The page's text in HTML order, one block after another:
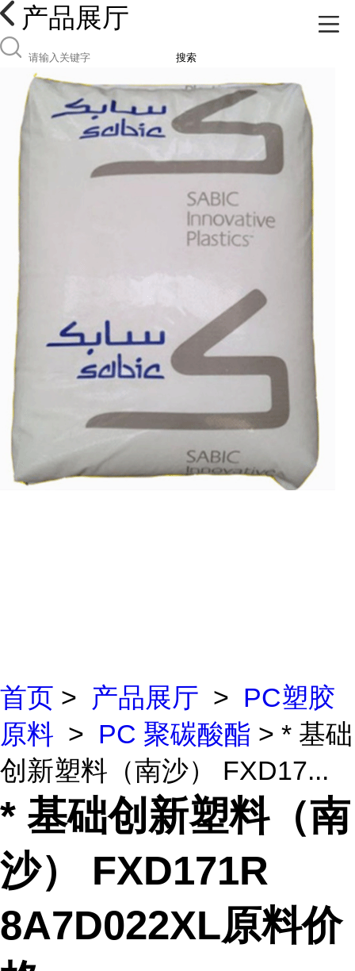
产品展厅
搜索
首页 > 产品展厅 > PC塑胶
原料 > PC 聚碳酸酯 > * 基础
创新塑料（南沙） FXD17...
* 基础创新塑料（南
沙） FXD171R
8A7D022XL原料价